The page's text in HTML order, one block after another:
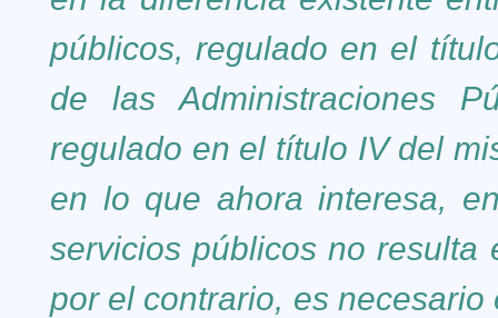
públicos, regulado en el
de las Administraciones
regulado en el título IV del
en lo que ahora interesa,
servicios públicos no resulta
por el contrario, es